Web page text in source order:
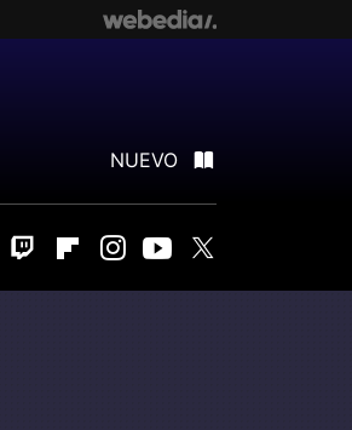
NUEVO
Twitch FlipboardInstagram
Youtube